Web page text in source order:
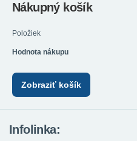
Nákupný košík
Položiek
Hodnota nákupu
Zobraziť košík
Infolinka: